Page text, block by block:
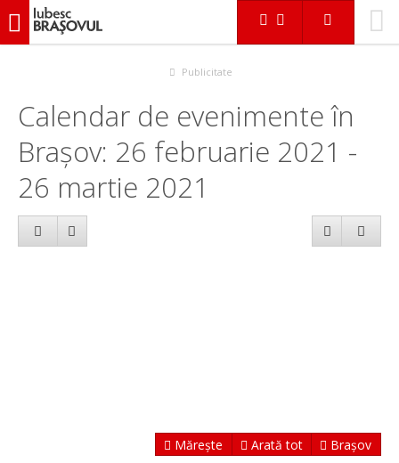
iubescbraşovul.ro
Publicitate
Calendar de evenimente în
Brașov: 26 februarie 2021 -
26 martie 2021
Mărește Arată tot Brașov